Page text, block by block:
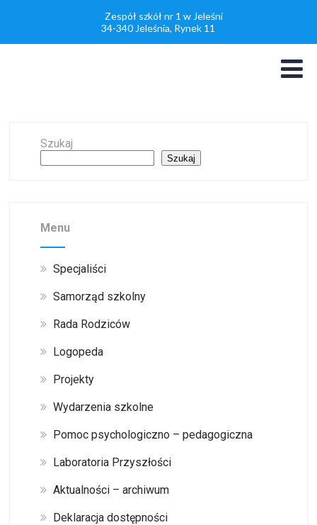
Zespół szkół nr 1 w Jeleśni
34-340 Jeleśnia, Rynek 11
Szukaj
Szukaj
Menu
Specjaliści
Samorząd szkolny
Rada Rodziców
Logopeda
Projekty
Wydarzenia szkolne
Pomoc psychologiczno – pedagogiczna
Laboratoria Przyszłości
Aktualności – archiwum
Deklaracja dostępności